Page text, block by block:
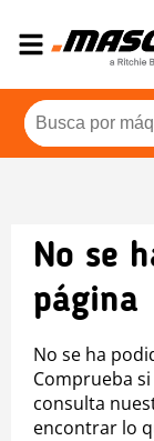
No se
página
No se ha
Comprueba
consulta
encontrar lo